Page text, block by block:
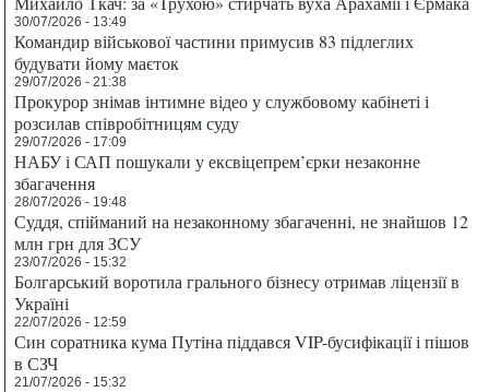
30/07/2026 - 13:49
Командир військової частини примусив 83 підлеглих
будувати йому маєток
29/07/2026 - 21:38
Прокурор знімав інтимне відео у службовому кабінеті і
розсилав співробітницям суду
29/07/2026 - 17:09
НАБУ і САП пошукали у ексвіцепрем’єрки незаконне
збагачення
28/07/2026 - 19:48
Суддя, спійманий на незаконному збагаченні, не знайшов 12
млн грн для ЗСУ
23/07/2026 - 15:32
Болгарський воротила грального бізнесу отримав ліцензії в
Україні
22/07/2026 - 12:59
Син соратника кума Путіна піддався VIP-бусифікації і пішов
в СЗЧ
21/07/2026 - 15:32